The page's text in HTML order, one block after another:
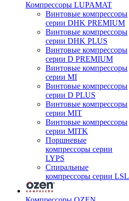
Компрессоры LUPAMAT
Винтовые компрессоры
серии DHK PREMIUM
Винтовые компрессоры
серии DHK PLUS
Винтовые компрессоры
серии D PREMIUM
Винтовые компрессоры
серии MI
Винтовые компрессоры
серии D PLUS
Винтовые компрессоры
серии MIT
Винтовые компрессоры
серии MITK
Поршневые
компрессоры серии
LYPS
Спиральные
компрессоры серии LSL